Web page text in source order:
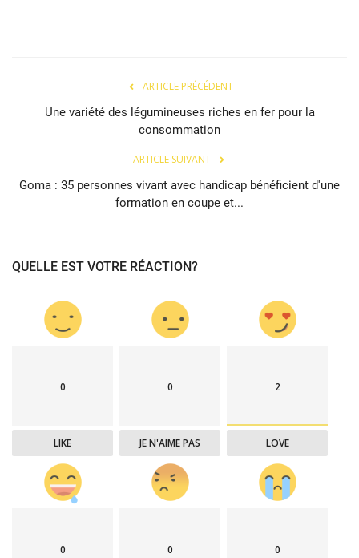
ARTICLE PRÉCÉDENT
Une variété des légumineuses riches en fer pour la
consommation
ARTICLE SUIVANT
Goma : 35 personnes vivant avec handicap bénéficient d'une
formation en coupe et...
QUELLE EST VOTRE RÉACTION?
0
LIKE
0
JE N'AIME PAS
2
LOVE
0 0 0